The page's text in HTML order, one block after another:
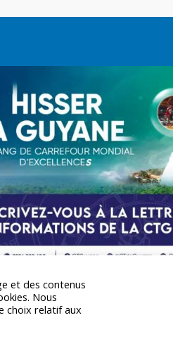
et des contenus
Nous
choix relatif aux